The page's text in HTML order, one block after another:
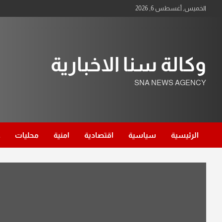
الخميس, أغسطس 6, 2026
وكالة سنا الاخبارية
SNA NEWS AGENCY
الرئيسية سياسية اقتصادية امنية محليات